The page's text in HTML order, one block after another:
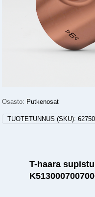
Osasto: Putkenosat
TUOTETUNNUS (SKU):
T-haara